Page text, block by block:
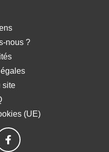
nous ?
site
(UE)